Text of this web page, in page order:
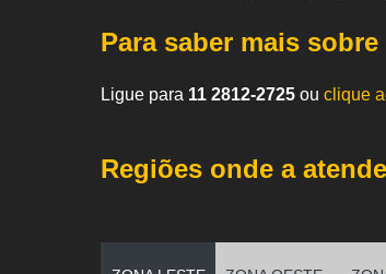
Para saber mais sobre
Ligue para 11 2812-2725 ou clique
Regiões onde a